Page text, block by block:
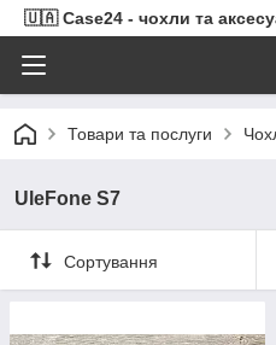
🇺🇦 Case24 - чохли та
Товари та послуги
UleFone S7
Сортування